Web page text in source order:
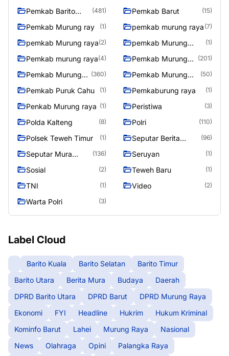
Pemkab Barito
(481) Pemkab Barut (15)
Pemkab Murung ray (1) pemkab murung raya (7)
pemkab Murung raya(2)
pemkab Murung
(1)
Pemkab murung raya(4)
Pemkab Murung
(201)
Pemkab Murung
(360)
Pemkab Murung
(50)
Pemkab Puruk Cahu (1) Pemkaburung raya (1)
Penkab Murung raya (1) Peristiwa (3)
Polda Kalteng (8) Polri (110)
Polsek Teweh Timur (1)
Seputar Berita
(96)
Seputar Mura
(136) Seruyan (1)
Sosial (2) Teweh Baru (1)
TNI (1) Video (2)
Warta Polri (3)
Label Cloud
Barito Kuala Barito Selatan
Barito Timur
Barito Utara
Berita Mura Budaya
Daerah
DPRD Barito Utara
DPRD Barut
DPRD Murung Raya
Ekonomi
FYI Headline Hukrim
Hukum Kriminal
Kominfo Barut
Lahei Murung Raya
Nasional
News
Olahraga Opini
Palangka Raya